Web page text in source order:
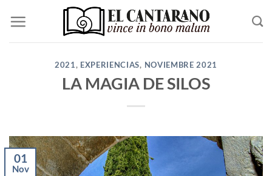
contenido
2021, EXPERIENCIAS, NOVIEMBRE 2021
LA MAGIA DE SILOS
01
Nov